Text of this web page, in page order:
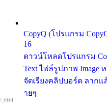
CopyQ (โปรแกรม
16
ดาวน์โหลดโปรแกรม
Text ไฟล์รูปภาพ Image
จัดเรียงคลิปบอร์ด ลากแ
ายๆ